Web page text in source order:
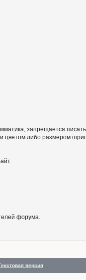
запрещается
либо размером
форума.
версия